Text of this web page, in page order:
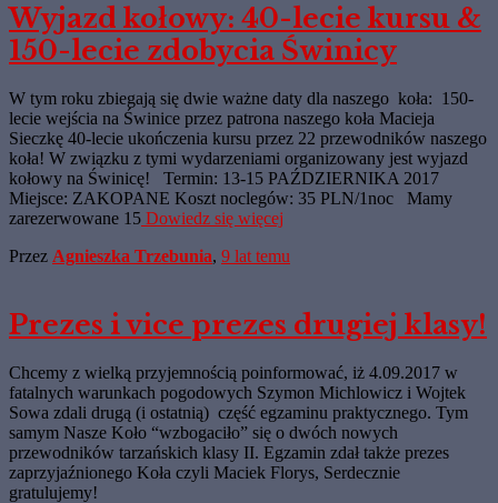
Wyjazd kołowy: 40-lecie kursu &
150-lecie zdobycia Świnicy
W tym roku zbiegają się dwie ważne daty dla naszego koła: 150-
lecie wejścia na Świnice przez patrona naszego koła Macieja
Sieczkę 40-lecie ukończenia kursu przez 22 przewodników naszego
koła! W związku z tymi wydarzeniami organizowany jest wyjazd
kołowy na Świnicę! Termin: 13-15 PAŹDZIERNIKA 2017
Miejsce: ZAKOPANE Koszt noclegów: 35 PLN/1noc Mamy
zarezerwowane 15 Dowiedz się więcej
Przez Agnieszka Trzebunia, 9 lat temu
Prezes i vice prezes drugiej klasy!
Chcemy z wielką przyjemnością poinformować, iż 4.09.2017 w
fatalnych warunkach pogodowych Szymon Michlowicz i Wojtek
Sowa zdali drugą (i ostatnią) część egzaminu praktycznego. Tym
samym Nasze Koło “wzbogaciło” się o dwóch nowych
przewodników tarzańskich klasy II. Egzamin zdał także prezes
zaprzyjaźnionego Koła czyli Maciek Florys, Serdecznie
gratulujemy!